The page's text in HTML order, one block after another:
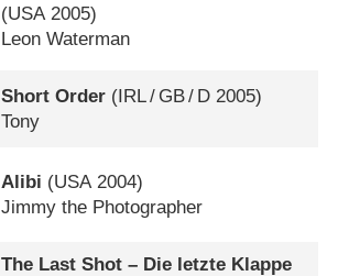
(USA2005)
Leon Waterman
Short Order (IRL/ GB/ D 2005)
Tony
Alibi (USA2004)
Jimmy the Photographer
The Last Shot – Die letzte Klappe